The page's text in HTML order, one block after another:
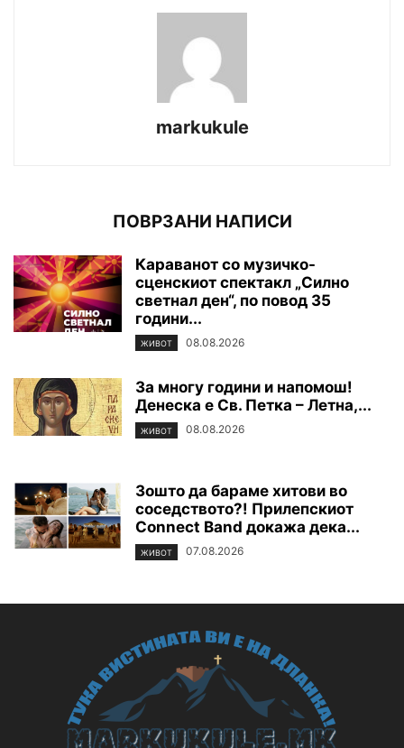
markukule
ПОВРЗАНИ НАПИСИ
Караванот со музичко-
сценскиот спектакл „Силно
светнал ден“, по повод 35
години...
ЖИВОТ 08.08.2026
За многу години и напомош!
Денеска е Св. Петка – Летна,...
ЖИВОТ 08.08.2026
Зошто да бараме хитови во
соседството?! Прилепскиот
Connect Band докажа дека...
ЖИВОТ 07.08.2026